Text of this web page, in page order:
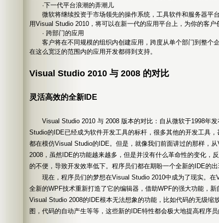
·下一代平台浪潮的弄潮儿
微软将继续投资于市场领先的操作系统，工具软件和服务器平
用Visual Studio 2010，将可以在新一代的应用平台上，为你的客
· 跨部门的应用
客户将在不同规模的组织内创建应用，跨度从单个部门到整个
在这么宽泛的范围内的应用开发都得到支持。
Visual Studio 2010 与 2008 的对比
灵活高效的全新IDE
Visual Studio 2010 与 2008 版本的对比：自从微软于1998年发
Studio的IDE已经成为软件开发工具的标杆，很多其他的开发工具
都在模仿Visual Studio的IDE。但是，就像我们前面讲过的那样，
2008，虽然IDE的功能越来越多，但是并没有什么革命性的变化，
的不便，导致开发效率低下。程序员们都在期盼一个全新的IDE的
现在，程序员们的梦想在Visual Studio 2010中成为了现实。在
全新的WPF技术重新打造了它的编辑器，借助WPF的强大功能，
Visual Studio 2008的IDE根本无法想象的功能，比如代码的无级缩
图，代码的自动产生等等，这些新的IDE特性都会极大地提高程序